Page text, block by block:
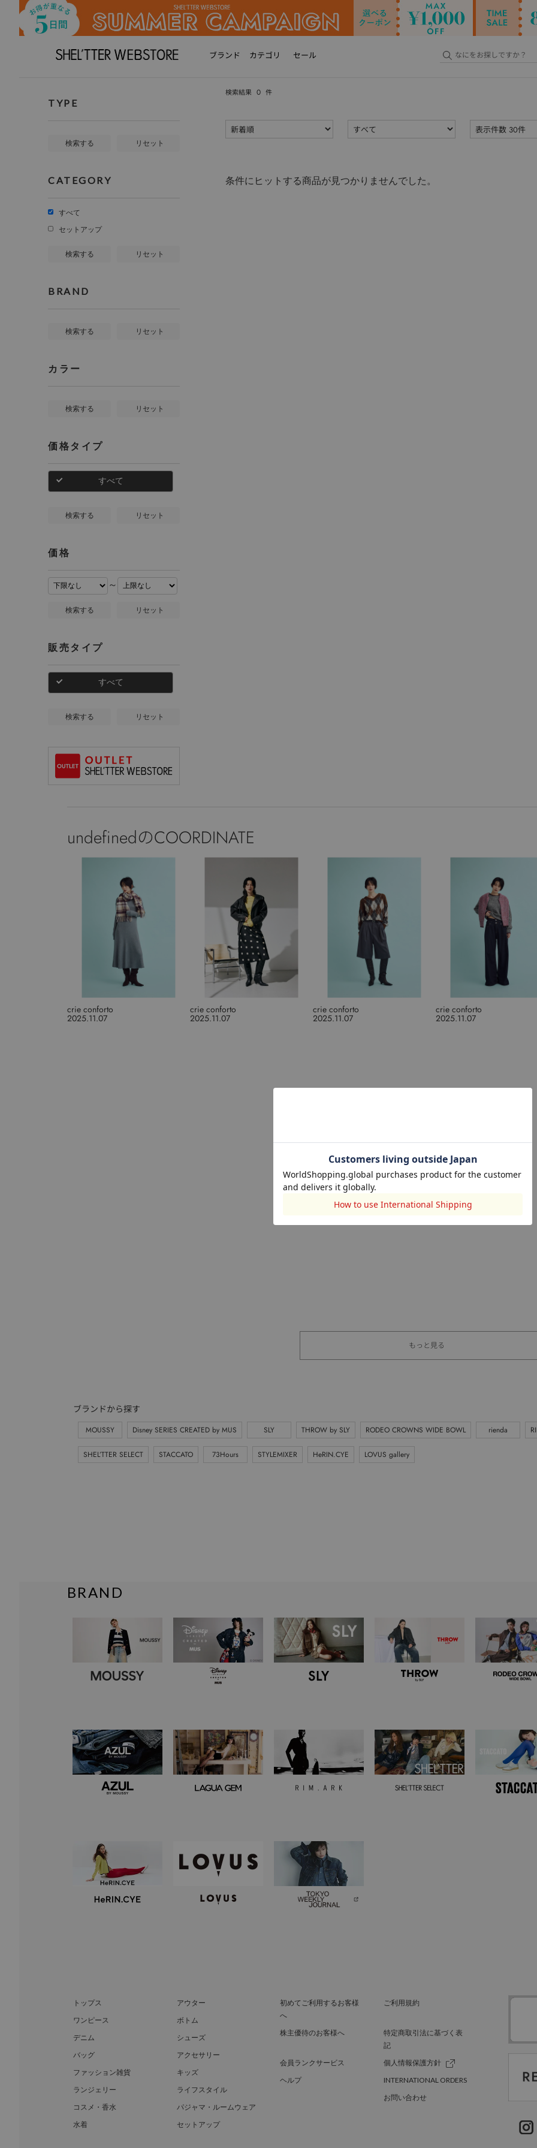
ブランド カテゴリ セール
TYPE
検索する リセット
CATEGORY
すべて
セットアップ
検索する リセット
BRAND
検索する リセット
カラー
検索する リセット
価格タイプ
すべて
検索する リセット
価格
～
検索する リセット
販売タイプ
すべて
検索する リセット
検索結果 0 件
条件にヒットする商品が見つかりませんでした。
undefinedのCOORDINATE
2025.11.07
crie conforto
2025.11.07
crie conforto
2025.11.07
crie conforto
2025.11.07
crie conforto
もっと見る
ブランドから探す
MOUSSY Disney SERIES CREATED by MUS SLY THROW by SLY RODEO CROWNS WIDE BOWL rienda
SHEL’TTER SELECT STACCATO 73Hours STYLEMIXER HeRIN.CYE LOVUS gallery
BRAND
トップス
アウター
ワンピース
ボトム
デニム
シューズ
バッグ
アクセサリー
ファッション雑貨
キッズ
ランジェリー
ライフスタイル
コスメ・香水
パジャマ・ルームウェア
水着
セットアップ
初めてご利用するお客様
へ
ご利用規約
株主優待のお客様へ
特定商取引法に基づく表
記
会員ランクサービス
個人情報保護方針
ヘルプ
INTERNATIONAL ORDERS
お問い合わせ